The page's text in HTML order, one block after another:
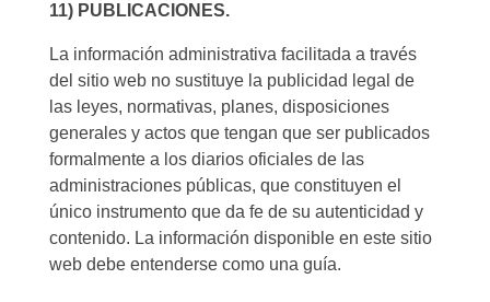
11) PUBLICACIONES.
La información administrativa facilitada a través
del sitio web no sustituye la publicidad legal de
las leyes, normativas, planes, disposiciones
generales y actos que tengan que ser publicados
formalmente a los diarios oficiales de las
administraciones públicas, que constituyen el
único instrumento que da fe de su autenticidad y
contenido. La información disponible en este sitio
web debe entenderse como una guía.